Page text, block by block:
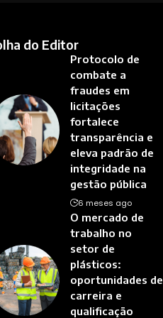
do Editor
Protocolo de
combate a
fraudes em
licitações
fortalece
transparência e
eleva padrão de
integridade na
gestão pública
6 meses ago
O mercado de
trabalho no
setor de
plásticos:
oportunidades de
carreira e
qualificação